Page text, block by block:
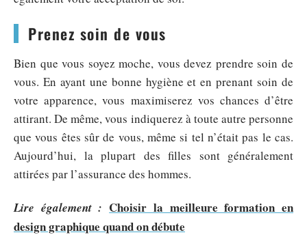
Prenez soin de vous
Bien que vous soyez moche, vous devez prendre soin de
vous. En ayant une bonne hygiène et en prenant soin de
votre apparence, vous maximiserez vos chances d’être
attirant. De même, vous indiquerez à toute autre personne
que vous êtes sûr de vous, même si tel n’était pas le cas.
Aujourd’hui, la plupart des filles sont généralement
attirées par l’assurance des hommes.
Lire également : Choisir la meilleure formation en
design graphique quand on débute